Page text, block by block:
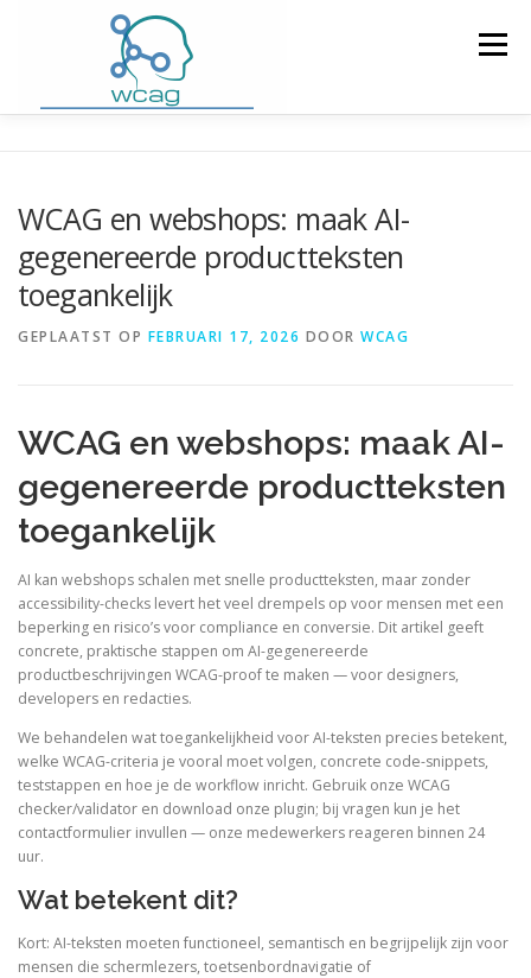
Menu
WCAG CHECKER / VALIDATOR BLOG
DOWNLOAD PLUGIN CONTACT
WCAG en webshops: maak AI-
gegenereerde productteksten
toegankelijk
GEPLAATST OP FEBRUARI 17, 2026 DOOR WCAG
WCAG en webshops: maak AI-
gegenereerde productteksten
toegankelijk
AI kan webshops schalen met snelle productteksten, maar zonder
accessibility-checks levert het veel drempels op voor mensen met een
beperking en risico’s voor compliance en conversie. Dit artikel geeft
concrete, praktische stappen om AI-gegenereerde
productbeschrijvingen WCAG-proof te maken — voor designers,
developers en redacties.
We behandelen wat toegankelijkheid voor AI-teksten precies betekent,
welke WCAG-criteria je vooral moet volgen, concrete code-snippets,
teststappen en hoe je de workflow inricht. Gebruik onze WCAG
checker/validator en download onze plugin; bij vragen kun je het
contactformulier invullen — onze medewerkers reageren binnen 24
uur.
Wat betekent dit?
Kort: AI-teksten moeten functioneel, semantisch en begrijpelijk zijn voor
mensen die schermlezers, toetsenbordnavigatie of